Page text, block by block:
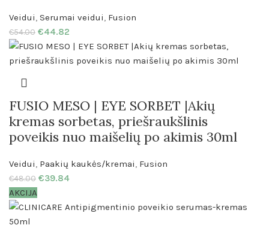
Veidui, Serumai veidui, Fusion
€54.00 €44.82
FUSIO MESO | EYE SORBET |Akių
kremas sorbetas, priešraukšlinis
poveikis nuo maišelių po akimis 30ml
Veidui, Paakių kaukės/kremai, Fusion
€48.00 €39.84
AKCIJA